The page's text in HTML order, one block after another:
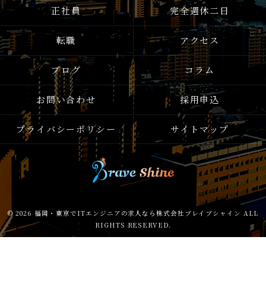
正社員 完全週休二日
転職 アクセス
ブログ コラム
お問い合わせ 採用申込
プライバシーポリシー サイトマップ
© 2026 福岡・東京でITエンジニアの求人なら株式会社ブレイブシャイン ALL
RIGHTS RESERVED.